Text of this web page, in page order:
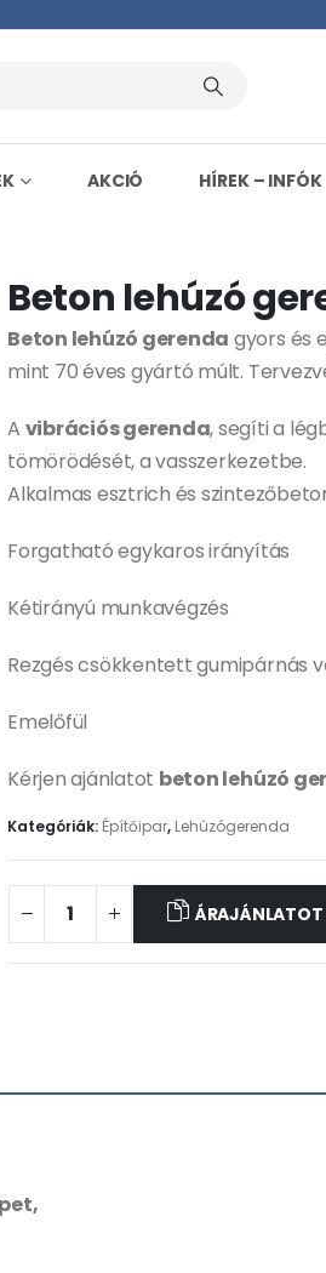
AKCIÓ HÍREK – INFÓK
Beton lehúzó
Beton lehúzó gerenda gyors és
mint 70 éves gyártó múlt.
A vibrációs gerenda, segíti a
tömörödését, a vasszerkezetbe.
Alkalmas esztrich és
Forgatható egykaros irányítás
Kétirányú munkavégzés
Rezgés csökkentett gumipárnás
Emelőfül
Kérjen ajánlatot beton lehúzó
Kategóriák: Építőipar, Lehúzógerenda
ÁRAJÁNLATOT